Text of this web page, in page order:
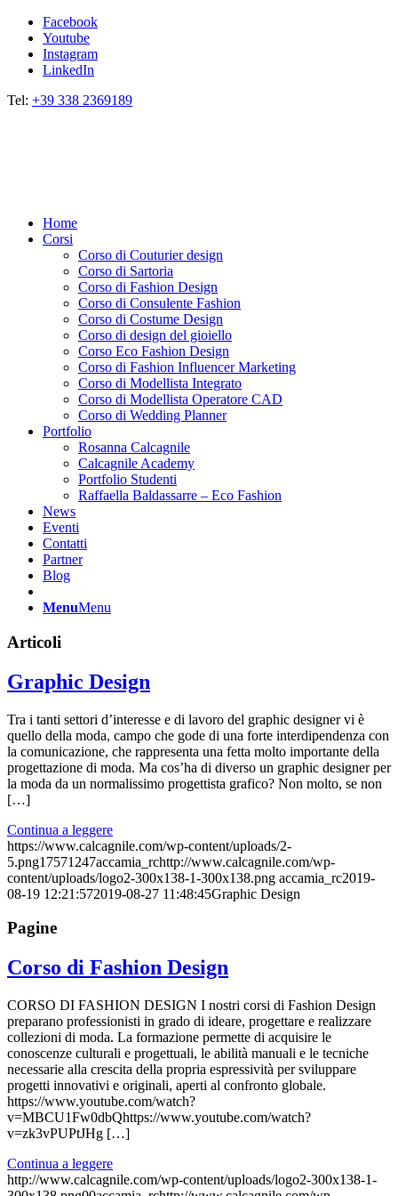
Facebook
Youtube
Instagram
LinkedIn
Tel: +39 338 2369189
Home
Corsi
Corso di Couturier design
Corso di Sartoria
Corso di Fashion Design
Corso di Consulente Fashion
Corso di Costume Design
Corso di design del gioiello
Corso Eco Fashion Design
Corso di Fashion Influencer Marketing
Corso di Modellista Integrato
Corso di Modellista Operatore CAD
Corso di Wedding Planner
Portfolio
Rosanna Calcagnile
Calcagnile Academy
Portfolio Studenti
Raffaella Baldassarre – Eco Fashion
News
Eventi
Contatti
Partner
Blog
MenuMenu
Articoli
Graphic Design
Tra i tanti settori d’interesse e di lavoro del graphic designer vi è
quello della moda, campo che gode di una forte interdipendenza con
la comunicazione, che rappresenta una fetta molto importante della
progettazione di moda. Ma cos’ha di diverso un graphic designer per
la moda da un normalissimo progettista grafico? Non molto, se non
[…]
Continua a leggere
https://www.calcagnile.com/wp-content/uploads/2-
5.png17571247accamia_rchttp://www.calcagnile.com/wp-
content/uploads/logo2-300x138-1-300x138.png accamia_rc2019-
08-19 12:21:572019-08-27 11:48:45Graphic Design
Pagine
Corso di Fashion Design
CORSO DI FASHION DESIGN I nostri corsi di Fashion Design
preparano professionisti in grado di ideare, progettare e realizzare
collezioni di moda. La formazione permette di acquisire le
conoscenze culturali e progettuali, le abilità manuali e le tecniche
necessarie alla crescita della propria espressività per sviluppare
progetti innovativi e originali, aperti al confronto globale.
https://www.youtube.com/watch?
v=MBCU1Fw0dbQhttps://www.youtube.com/watch?
v=zk3vPUPtJHg […]
Continua a leggere
http://www.calcagnile.com/wp-content/uploads/logo2-300x138-1-